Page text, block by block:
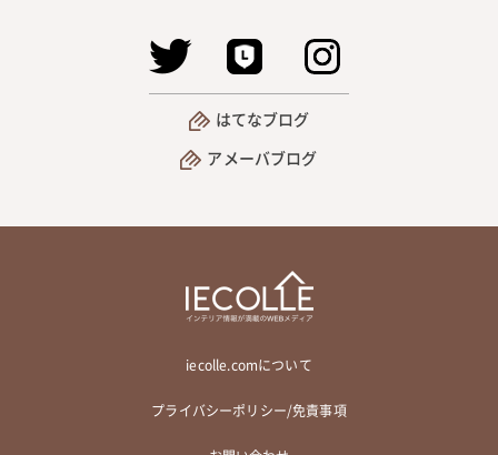
はてなブログ
アメーバブログ
iecolle.comについて
プライバシーポリシー/免責事項